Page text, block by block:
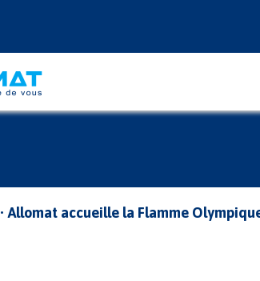
•Allomat accueille la Flamme